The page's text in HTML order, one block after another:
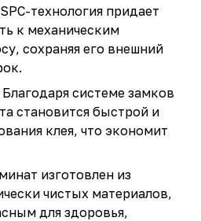
SPC-технология придает
к механическим
сохраняя его внешний
Благодаря системе замков
становится быстрой и
клея, что экономит
изготовлен из
чистых материалов,
для здоровья,